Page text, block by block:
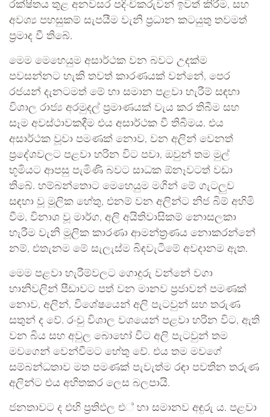
රක්ෂිතය තුළ අනවසර පදිංචිකරුවන් ඉවත් කිරීම, සහ
අවශ්‍ය පහසුකම් සැපයීම වැනි ප්‍රධාන කටයුතු තවමත්
ප්‍රමාද වී තිබේ.
මෙම මෙහෙයුම අසාර්ථක වන බවට උදක්ම
පවසන්නට හැකි තවත් කාරණයක් වන්නේ, පෙර
රජයන් දැනටමත් මේ හා සමාන පළවා හැරීම් සඳහා
විශාල රාජ්‍ය අරමුදල් ප්‍රමාණයක් වැය කර තිබීම සහ
සෑම අවස්ථාවකදීම එය අසාර්ථක වී තිබීමය. එය
අසාර්ථක වූවා පමණක් නොව, වන අලින් වෙනත්
ප්‍රදේශවලට පළවා හරින විට පවා, ඔවුන් තම මුල්
භූමියට ආපසු පැමිණි බවට සාධක ඕනෑවටත් වඩා
තිබේ. හම්බන්තොට මෙහෙයුම මගින් මේ ගැටලුව
සඳහා වූ මූලික හේතු, එනම් වන අලින්ට නිජ බිම් අහිමි
වීම, විනාශ වූ මාර්ග, අලි අයිතිවාසිකම් නොසලකා
හැරීම වැනි මූලික කාරණා ආමන්ත්‍රණය නොකරන්නේ
නම්, එතැනම මේ සැලැස්ම බිඳවැටීමේ අවදානම ඇත.
මෙම පළවා හැරීම්වලට ගොදුරු වන්නේ වගා
හානිවලින් පීඩාවට පත් වන මානව ප්‍රජාවන් පමණක්
නොව, අලින්, විශේෂයෙන් අලි පැටවුන් සහ තරුණ
සතුන් ද වේ. රංචු විශාල වශයෙන් පළවා හරින විට, ඇති
වන බිය සහ අවුල බොහෝ විට අලි පැටවුන් තම
මවගෙන් වෙන්වීමට හේතු වේ. එය තම මවගේ
සම්බන්ධතාව මත පමණක් පැවැත්ම රඳා පවතින තරුණ
අලින්ට එය අහිතකර ලෙස බලපායි.
ජනතාවට ද එහි ප්‍රතිඵල එ් හා සමානව අඳුරු ය. පළවා